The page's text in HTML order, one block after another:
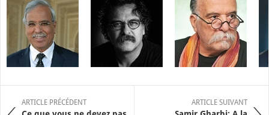
ARTICLE PRÉCÉDENT ARTICLE SUIVANT